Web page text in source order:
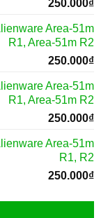
250.000₫
Area-51m
R1, Area-51m R2
250.000₫
Area-51m
R1, Area-51m R2
250.000₫
Area-51m
R1, R2
250.000₫